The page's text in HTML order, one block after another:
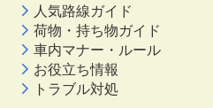
人気路線ガイド
荷物・持ち物ガイド
車内マナー・ルール
お役立ち情報
トラブル対処